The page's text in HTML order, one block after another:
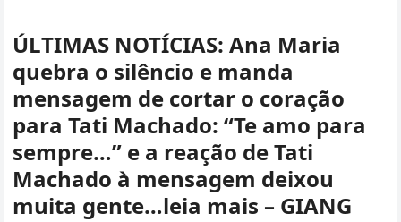
ÚLTIMAS NOTÍCIAS: Ana Maria
quebra o silêncio e manda
mensagem de cortar o coração
para Tati Machado: “Te amo para
sempre…” e a reação de Tati
Machado à mensagem deixou
muita gente…leia mais – GIANG